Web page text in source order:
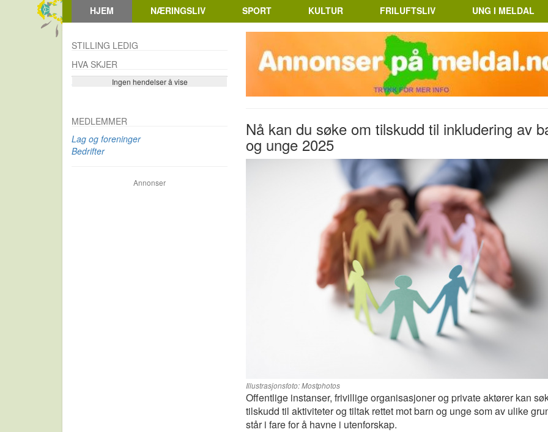
HJEM NÆRINGSLIV SPORT KULTUR FRILUFTSLIV UNG I MELDAL
Nå kan du søke om tilskudd til inkludering av
og unge 2025
Illustrasjonsfoto: Mostphotos
Offentlige instanser, frivillige organisasjoner og private aktører kan
tilskudd til aktiviteter og tiltak rettet mot barn og unge som av ulike
står i fare for å havne i utenforskap.
STILLING LEDIG
HVA SKJER
Ingen hendelser å vise
Se flere…
MEDLEMMER
Lag og foreninger
Bedrifter
Annonser